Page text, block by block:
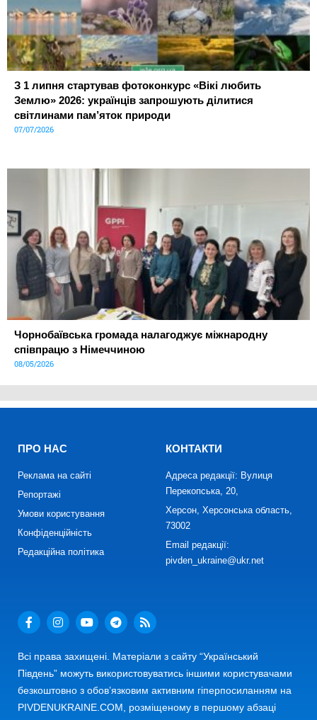
З 1 липня стартував фотоконкурс «Вікі любить
Землю» 2026: українців запрошують ділитися
світлинами пам’яток природи
07/07/2026
Чорнобаївська громада налагоджує міжнародну
співпрацю з Німеччиною
08/05/2026
ПРО НАС
Реклама на сайті
Репортажі
Умови користування
Конфіденційність
Редакційна політика
КОНТАКТИ
Адреса редакції: Вулиця
Перекопська, 20,
Херсон, Херсонська область,
73002
Email редакції:
pivden_ukraine@ukr.net
Всі права захищені. Матеріали з сайту “Український
Південь” можуть використовуватись іншими користувачами
безкоштовно з обов’язковим активним гіперпосиланням на
PIVDENUKRAINE.COM, розміщеному в першому абзаці